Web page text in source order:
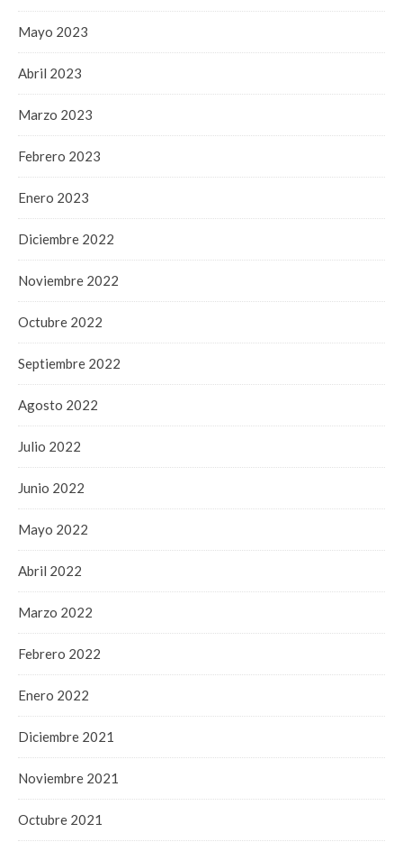
Mayo 2023
Abril 2023
Marzo 2023
Febrero 2023
Enero 2023
Diciembre 2022
Noviembre 2022
Octubre 2022
Septiembre 2022
Agosto 2022
Julio 2022
Junio 2022
Mayo 2022
Abril 2022
Marzo 2022
Febrero 2022
Enero 2022
Diciembre 2021
Noviembre 2021
Octubre 2021